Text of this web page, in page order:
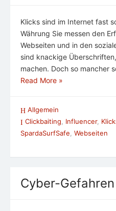
Klicks sind im Internet fast
Währung Sie messen den
Webseiten und in den
sind knackige
machen. Doch so mancher
Read More »
Allgemein
Clickbaiting
Influencer,
SpardaSurfSafe Webseiten
Cyber-